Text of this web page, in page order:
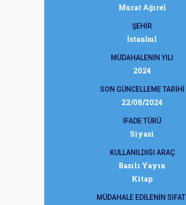
Murat Ağırel
ŞEHİR
İstanbul
MÜDAHALENİN YILI
2024
SON GÜNCELLEME TARİHİ
22/08/2024
İFADE TÜRÜ
Siyasi
KULLANILDIĞI ARAÇ
Basılı Yayın
Kitap
MÜDAHALE EDİLENİN SIFATI